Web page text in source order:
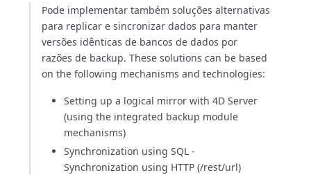
Pode implementar também soluções alternativas
para replicar e sincronizar dados para manter
versões idênticas de bancos de dados por
razões de backup. These solutions can be based
on the following mechanisms and technologies:
Setting up a logical mirror with 4D Server
(using the integrated backup module
mechanisms)
Synchronization using SQL -
Synchronization using HTTP (/rest/url)